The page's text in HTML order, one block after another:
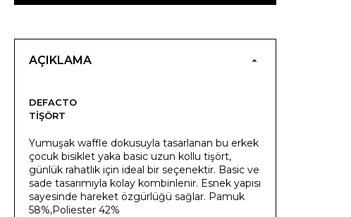
AÇIKLAMA
DEFACTO
TIŞÖRT
Yumuşak waffle dokusuyla tasarlanan bu erkek
çocuk bisiklet yaka basic uzun kollu tişört,
günlük rahatlık için ideal bir seçenektir. Basic ve
sade tasarımıyla kolay kombinlenir. Esnek yapısı
sayesinde hareket özgürlüğü sağlar. Pamuk
58%,Poliester 42%